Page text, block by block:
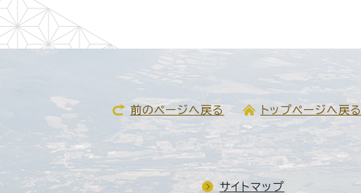
前のページへ戻る トップページへ戻る
サイトマップ